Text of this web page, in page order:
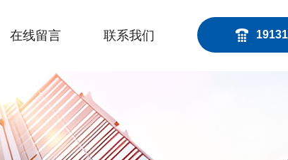
在线留言 联系我们